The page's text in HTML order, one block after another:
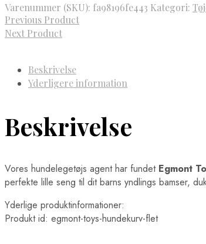
Varenummer (SKU): fa98196fe443 Kategori:
Previous Product
Next Product
Beskrivelse
Yderligere information
Beskrivelse
Vores hundelegetøjs agent har fundet Egmont
perfekte lille seng til dit barns yndlings bamser,
Yderlige produktinformationer:
Produkt id: egmont-toys-hundekurv-flet